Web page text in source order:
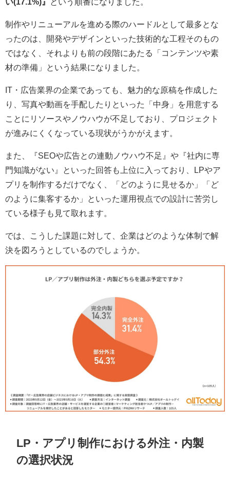
制作やリニューアルを進める際のハードルとして最多とな
ったのは、開発やデザインといった技術的な工程そのもの
ではなく、それよりも前の段階にあたる「コンテンツや素
材の準備」という結果になりました。
IT・広告業界の企業であっても、魅力的な原稿を作成した
り、写真や動画を手配したりといった「中身」を用意する
ことにリソースやノウハウが不足しており、プロジェクト
が進みにくくなっている現状がうかがえます。
また、『SEOや広告との連動ノウハウ不足』や『社内に専
門知識がない』といった回答も上位に入っており、LPやア
プリを制作するだけでなく、「どのように見せるか」「ど
のように集客するか」といった運用視点での設計に苦労し
ている様子も見て取れます。
では、こうした課題に対して、企業はどのような体制で解
決を図ろうとしているのでしょうか。
LP・アプリ制作における外注・内製
の選択状況